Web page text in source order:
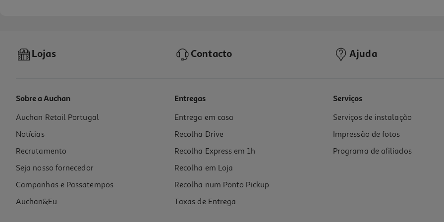
Micro-Ondas Com Grill Qilive Q.6431 Preto 20l 700w
59.99 €/un
59,99 €
Lojas Contacto Ajuda
Sobre a Auchan
Auchan Retail Portugal
Notícias
Recrutamento
Seja nosso fornecedor
Campanhas e Passatempos
Auchan&Eu
Entregas
Entrega em casa
Recolha Drive
Recolha Express em 1h
Recolha em Loja
Recolha num Ponto Pickup
Taxas de Entrega
Serviços
Serviços de instalação
Impressão de fotos
Programa de afiliados